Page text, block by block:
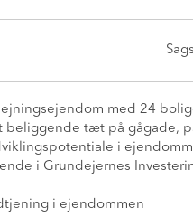
med 24
beliggende tæt på gågade,
i
i Grundejernes
i ejendommen